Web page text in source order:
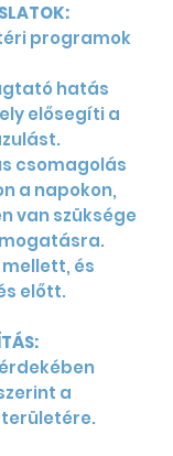
programok
hatás
elősegíti a
csomagolás
a napokon,
van szüksége
és
előtt.
a
területére.